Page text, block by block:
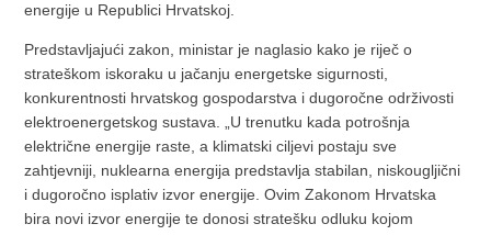
energije u Republici Hrvatskoj.
Predstavljajući zakon, ministar je naglasio kako je riječ o
strateškom iskoraku u jačanju energetske sigurnosti,
konkurentnosti hrvatskog gospodarstva i dugoročne održivosti
elektroenergetskog sustava. „U trenutku kada potrošnja
električne energije raste, a klimatski ciljevi postaju sve
zahtjevniji, nuklearna energija predstavlja stabilan, niskougljični
i dugoročno isplativ izvor energije. Ovim Zakonom Hrvatska
bira novi izvor energije te donosi stratešku odluku kojom